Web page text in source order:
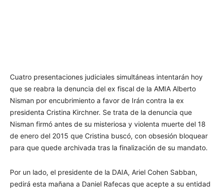
Cuatro presentaciones judiciales simultáneas intentarán hoy
que se reabra la denuncia del ex fiscal de la AMIA Alberto
Nisman por encubrimiento a favor de Irán contra la ex
presidenta Cristina Kirchner. Se trata de la denuncia que
Nisman firmó antes de su misteriosa y violenta muerte del 18
de enero del 2015 que Cristina buscó, con obsesión bloquear
para que quede archivada tras la finalización de su mandato.
Por un lado, el presidente de la DAIA, Ariel Cohen Sabban,
pedirá esta mañana a Daniel Rafecas que acepte a su entidad